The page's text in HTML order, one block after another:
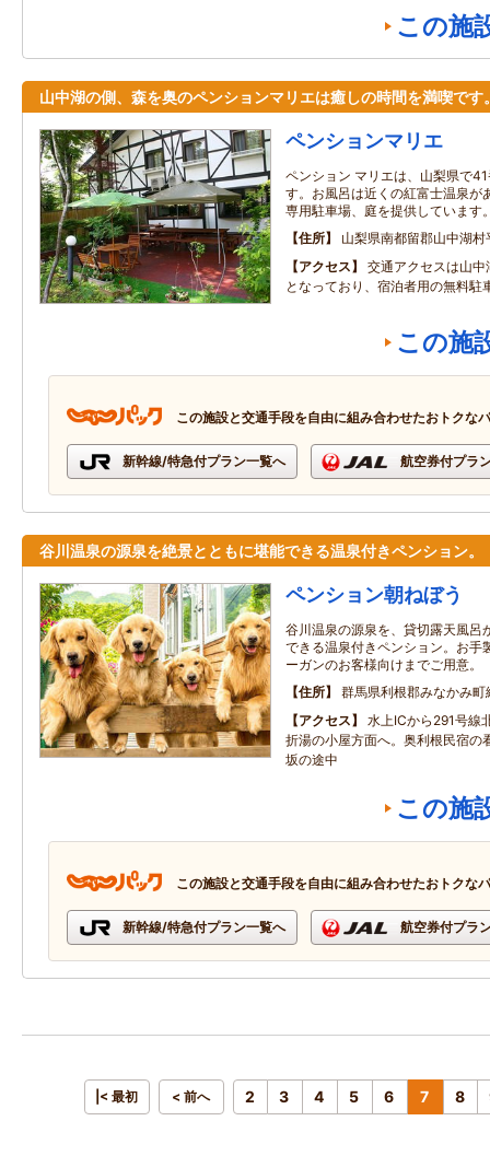
この施
山中湖の側、森を奥のペンションマリエは癒しの時間を満喫です
ペンションマリエ
ペンション マリエは、山梨県で
す。お風呂は近くの紅富士温泉が
専用駐車場、庭を提供しています
住所
山梨県南都留郡山中湖
アクセス
交通アクセスは山
となっており、宿泊者用の無料駐
この施
この施設と交通手段を自由に組み合わせたおトクな
新幹線/特急付プラン一覧へ 航空券付プラ
谷川温泉の源泉を絶景とともに堪能できる温泉付きペンション。
ペンション朝ねぼう
谷川温泉の源泉を、貸切露天風呂
できる温泉付きペンション。お手
ーガンのお客様向けまでご用意。
住所
群馬県利根郡みなかみ
アクセス
水上ICから291号線
折湯の小屋方面へ。奥利根民宿の
坂の途中
この施
この施設と交通手段を自由に組み合わせたおトクな
新幹線/特急付プラン一覧へ 航空券付プラ
|< 最初 < 前へ 2 3 4 5 6 7 8